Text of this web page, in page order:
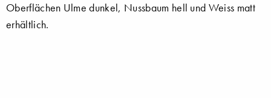
Oberflächen Ulme dunkel, Nussbaum hell und Weiss matt
erhältlich.